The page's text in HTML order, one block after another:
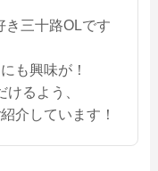
き三十路OLです
も興味が！
るよう、
介しています！